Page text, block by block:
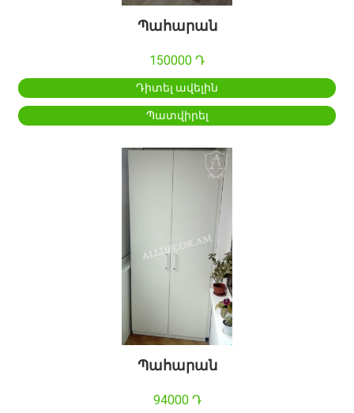
Պահարան
150000 Դ
Դիտել ավելին
Պատվիրել
Պահարան
94000 Դ